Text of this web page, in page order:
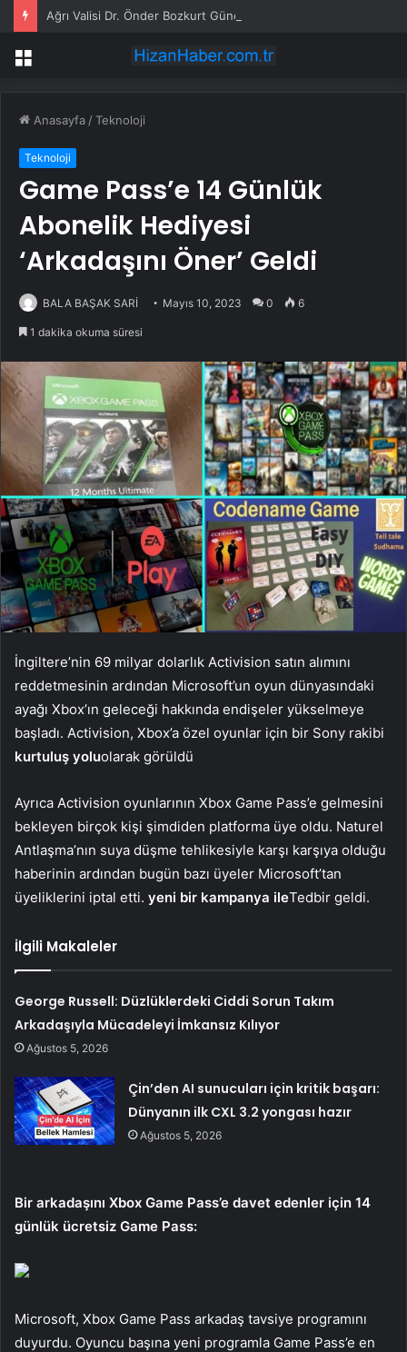
Ağrı Valisi Dr. Önder Bozkurt Güneykaya’da Metin 75
Menü
Anasayfa /Teknoloji
Teknoloji
Game Pass’e 14 Günlük
Abonelik Hediyesi
‘Arkadaşını Öner’ Geldi
BALA BAŞAK SARİ Mayıs 10, 2023 0 6
1 dakika okuma süresi
İngiltere’nin 69 milyar dolarlık Activision satın alımını
reddetmesinin ardından Microsoft’un oyun dünyasındaki
ayağı Xbox’ın geleceği hakkında endişeler yükselmeye
başladı. Activision, Xbox’a özel oyunlar için bir Sony rakibi
kurtuluş yoluolarak görüldü
Ayrıca Activision oyunlarının Xbox Game Pass’e gelmesini
bekleyen birçok kişi şimdiden platforma üye oldu. Naturel
Antlaşma’nın suya düşme tehlikesiyle karşı karşıya olduğu
haberinin ardından bugün bazı üyeler Microsoft’tan
üyeliklerini iptal etti. yeni bir kampanya ileTedbir geldi.
İlgili Makaleler
George Russell: Düzlüklerdeki Ciddi Sorun Takım
Arkadaşıyla Mücadeleyi İmkansız Kılıyor
Ağustos 5, 2026
Çin’den AI sunucuları için kritik başarı:
Dünyanın ilk CXL 3.2 yongası hazır
Ağustos 5, 2026
Bir arkadaşını Xbox Game Pass’e davet edenler için 14
günlük ücretsiz Game Pass:
Microsoft, Xbox Game Pass arkadaş tavsiye programını
duyurdu. Oyuncu başına yeni programla Game Pass’e en